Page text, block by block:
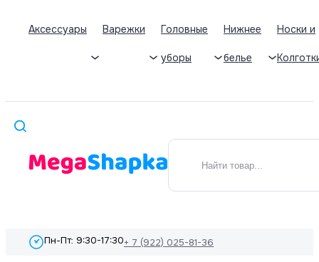
Аксессуары Варежки Головные
уборы
Нижнее
белье
Носки и
Пн-Пт: 9:30-17:30+ 7 (922) 025-81-36